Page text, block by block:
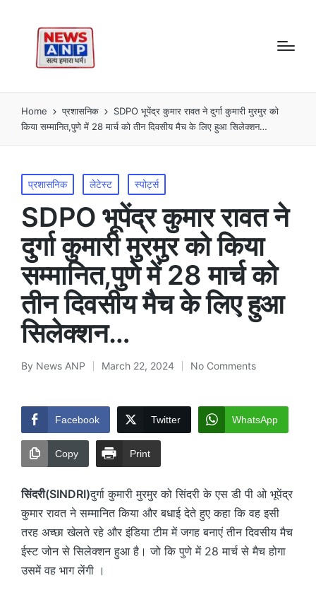
Home प्रशासनिक
SDPO भूपेंद्र कुमार रावत ने दुर्गा कुमारी मुरमुर को
किया सम्मानित,पुणे में 28 मार्च को तीन दिवसीय मैच के लिए हुआ सिलेक्शन…
Posted
in
प्रशासनिक लेटेस्ट स्पोर्ट्स
SDPO भूपेंद्र कुमार रावत ने
दुर्गा कुमारी मुरमुर को किया
सम्मानित,पुणे में 28 मार्च को
तीन दिवसीय मैच के लिए हुआ
सिलेक्शन…
Posted
By News ANP March 22, 2024 No Comments
Facebook Twitter WhatsApp
Copy Print
सिंदरी(SINDRI)दुर्गा कुमारी मुरमुर को सिंदरी के एस डी पी ओ भूपेंद्र
कुमार रावत ने सम्मानित किया और बधाई देते हुए कहा कि वह इसी
तरह अच्छा खेलते रहे और इंडिया टीम में जगह बनाएं तीन दिवसीय मैच
ईस्ट जोन से सिलेक्शन हुआ है। जो कि पुणे में 28 मार्च से मैच होगा
उसमें वह भाग लेंगी ।